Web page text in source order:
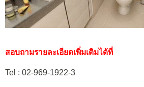
สอบถามรายละเอียดเพิ่มเติมได้ที่
Tel : 02-969-1922-3